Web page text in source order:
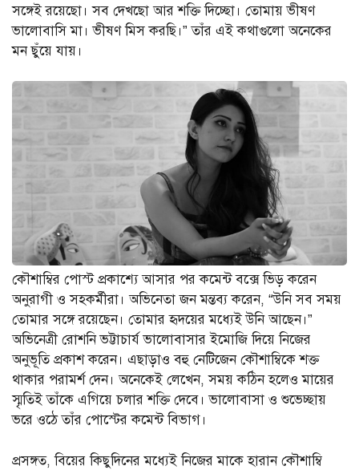
সঙ্গেই রয়েছো। সব দেখছো আর শক্তি দিচ্ছো। তোমায় ভীষণ
ভালোবাসি মা। ভীষণ মিস করছি।” তাঁর এই কথাগুলো অনেকের
মন ছুঁয়ে যায়।
কৌশাম্বির পোস্ট প্রকাশ্যে আসার পর কমেন্ট বক্সে ভিড় করেন
অনুরাগী ও সহকর্মীরা। অভিনেতা জন মন্তব্য করেন, “উনি সব সময়
তোমার সঙ্গে রয়েছেন। তোমার হৃদয়ের মধ্যেই উনি আছেন।”
অভিনেত্রী রোশনি ভট্টাচার্য ভালোবাসার ইমোজি দিয়ে নিজের
অনুভূতি প্রকাশ করেন। এছাড়াও বহু নেটিজেন কৌশাম্বিকে শক্ত
থাকার পরামর্শ দেন। অনেকেই লেখেন, সময় কঠিন হলেও মায়ের
স্মৃতিই তাঁকে এগিয়ে চলার শক্তি দেবে। ভালোবাসা ও শুভেচ্ছায়
ভরে ওঠে তাঁর পোস্টের কমেন্ট বিভাগ।
প্রসঙ্গত, বিয়ের কিছুদিনের মধ্যেই নিজের মাকে হারান কৌশাম্বি